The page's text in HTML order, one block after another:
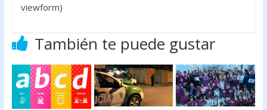
viewform)
También te puede gustar